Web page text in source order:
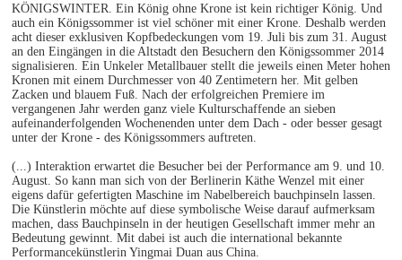
KÖNIGSWINTER. Ein König ohne Krone ist kein richtiger König. Und
auch ein Königssommer ist viel schöner mit einer Krone. Deshalb werden
acht dieser exklusiven Kopfbedeckungen vom 19. Juli bis zum 31. August
an den Eingängen in die Altstadt den Besuchern den Königssommer 2014
signalisieren. Ein Unkeler Metallbauer stellt die jeweils einen Meter hohen
Kronen mit einem Durchmesser von 40 Zentimetern her. Mit gelben
Zacken und blauem Fuß. Nach der erfolgreichen Premiere im
vergangenen Jahr werden ganz viele Kulturschaffende an sieben
aufeinanderfolgenden Wochenenden unter dem Dach - oder besser gesagt
unter der Krone - des Königssommers auftreten.
(...) Interaktion erwartet die Besucher bei der Performance am 9. und 10.
August. So kann man sich von der Berlinerin Käthe Wenzel mit einer
eigens dafür gefertigten Maschine im Nabelbereich bauchpinseln lassen.
Die Künstlerin möchte auf diese symbolische Weise darauf aufmerksam
machen, dass Bauchpinseln in der heutigen Gesellschaft immer mehr an
Bedeutung gewinnt. Mit dabei ist auch die international bekannte
Performancekünstlerin Yingmai Duan aus China.